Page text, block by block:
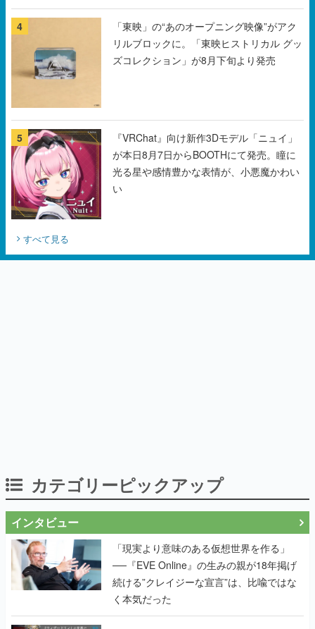
チェコのプロ野球選手から称賛の声
4
「東映」の“あのオープニング映像”がアク
リルブロックに。「東映ヒストリカル グッ
ズコレクション」が8月下旬より発売
5
『VRChat』向け新作3Dモデル「ニュイ」
が本日8月7日からBOOTHにて発売。瞳に
光る星や感情豊かな表情が、小悪魔かわい
い
すべて見る
カテゴリーピックアップ
インタビュー
「現実より意味のある仮想世界を作る」
──『EVE Online』の生みの親が18年掲げ
続ける”クレイジーな宣言”は、比喩ではな
く本気だった